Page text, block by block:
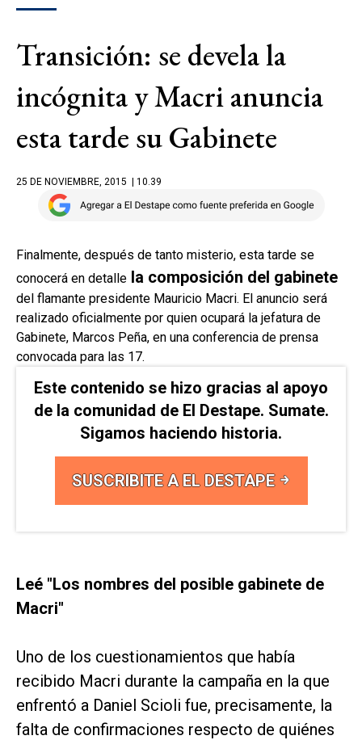
Transición: se devela la
incógnita y Macri anuncia
esta tarde su Gabinete
25 DE NOVIEMBRE, 2015 | 10.39
Finalmente, después de tanto misterio, esta tarde se
conocerá en detalle la composición del gabinete
del flamante presidente Mauricio Macri. El anuncio será
realizado oficialmente por quien ocupará la jefatura de
Gabinete, Marcos Peña, en una conferencia de prensa
convocada para las 17.
Este contenido se hizo gracias al apoyo
de la comunidad de El Destape. Sumate.
Sigamos haciendo historia.
SUSCRIBITE A EL DESTAPE
Leé "Los nombres del posible gabinete de
Macri"
Uno de los cuestionamientos que había
recibido Macri durante la campaña en la que
enfrentó a Daniel Scioli fue, precisamente, la
falta de confirmaciones respecto de quiénes